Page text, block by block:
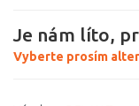
Je nám líto,
Vyberte prosím